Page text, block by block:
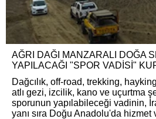
AĞRI DAĞI MANZARALI DOĞA
YAPILACAĞI "SPOR VADİSİ"
Dağcılık, off-road, trekking,
atlı gezi, izcilik, kano ve uçurtma
sporunun yapılabileceği vadinin,
yanı sıra Doğu Anadolu'da hizmet